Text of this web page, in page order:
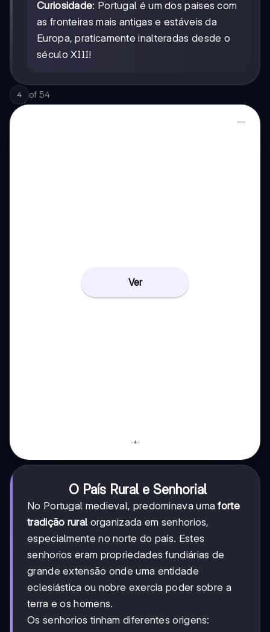
Curiosidade: Portugal é um dos países com
as fronteiras mais antigas e estáveis da
Europa, praticamente inalteradas desde o
século XIII!
4 of 54
Ver
O País Rural e Senhorial
No Portugal medieval, predominava umaforte
tradição rural organizada em senhorios,
especialmente no norte do país. Estes
senhorios eram propriedades fundiárias de
grande extensão onde uma entidade
eclesiástica ou nobre exercia poder sobre a
terra e os homens.
Os senhorios tinham diferentes origens: